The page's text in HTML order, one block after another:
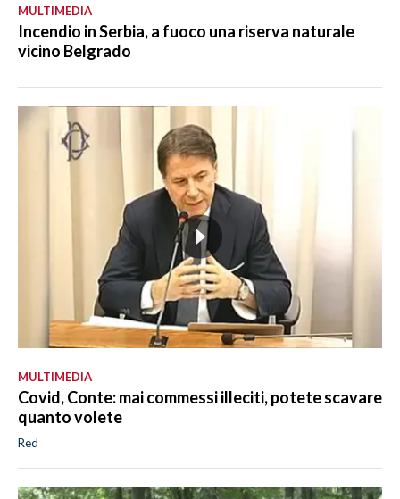
MULTIMEDIA
Incendio in Serbia, a fuoco una riserva naturale
vicino Belgrado
MULTIMEDIA
Covid, Conte: mai commessi illeciti, potete scavare
quanto volete
Red